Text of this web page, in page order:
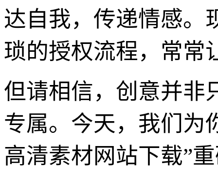
达自我，传递情感。
琐的授权流程，常常
但请相信，创意并非
专属。今天，我们
高清素材网站下载”